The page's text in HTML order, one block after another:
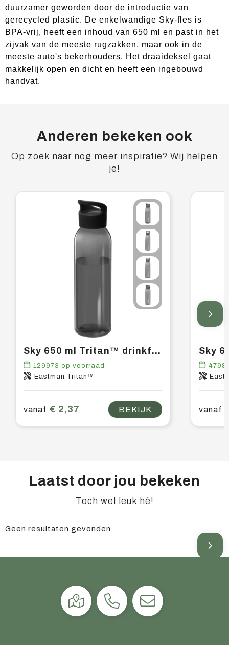
duurzamer geworden door de introductie van
gerecycled plastic. De enkelwandige Sky-fles is
BPA-vrij, heeft een inhoud van 650 ml en past in het
zijvak van de meeste rugzakken, maar ook in de
meeste auto's bekerhouders. Het draaideksel gaat
makkelijk open en dicht en heeft een ingebouwd
handvat.
Anderen bekeken ook
Op zoek naar nog meer inspiratie? Wij helpen
je!
Sky 650 ml Tritan™ drinkfles
129973 op voorraad
Eastman Tritan™
vanaf € 2,37 BEKIJK vanaf
Laatst door jou bekeken
Toch wel leuk hè!
Geen resultaten gevonden.